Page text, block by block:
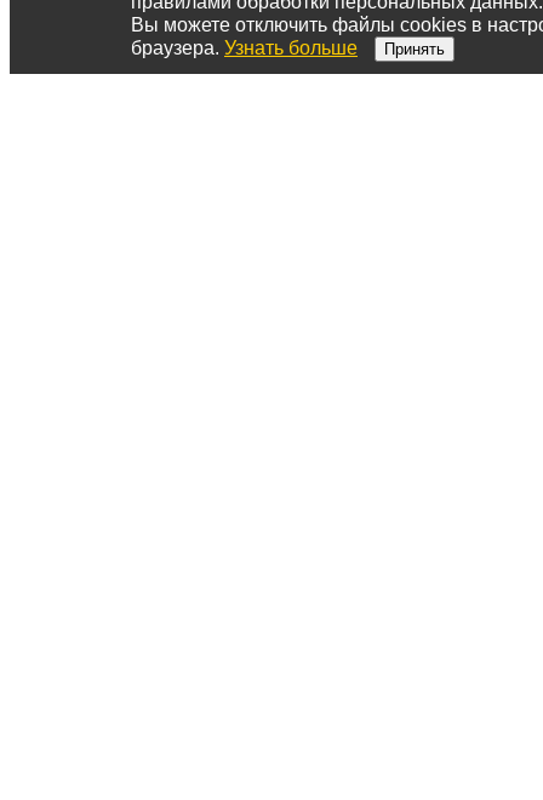
Вы можете отключить файлы cookies в
браузера. Узнать больше Принять